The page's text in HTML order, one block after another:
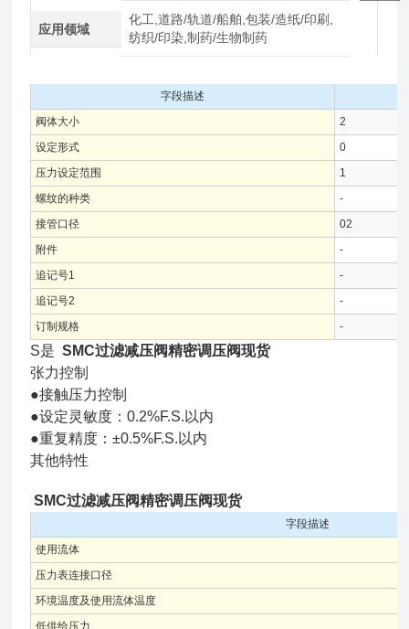
应用领域
化工,道路/轨道/船舶,包装/造纸/印刷,
纺织/印染,制药/生物制药
字段描述
阀体大小
2
设定形式
0
压力设定范围
1
螺纹的种类
-
接管口径
02
附件
-
追记号1
-
追记号2
-
订制规格
-
S是SMC过滤减压阀精密调压阀现货
张力控制
●接触压力控制
●设定灵敏度：0.2%F.S.以内
●重复精度：±0.5%F.S.以内
其他特性
SMC过滤减压阀精密调压阀现货
字段描述
使用流体
压力表连接口径
环境温度及使用流体温度
低供给压力